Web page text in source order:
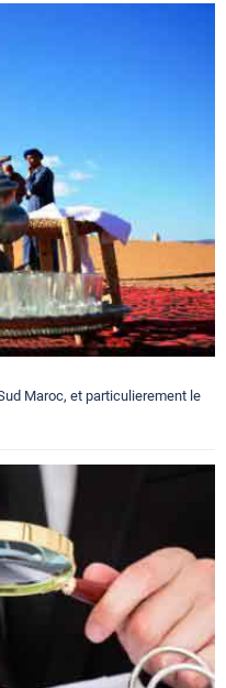
Maroc, et particulierement le